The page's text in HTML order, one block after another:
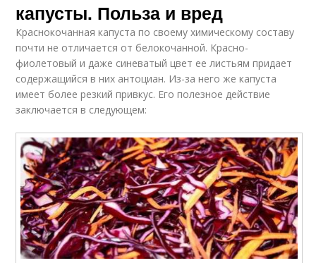
капусты. Польза и вред
Краснокочанная капуста по своему химическому составу
почти не отличается от белокочанной. Красно-
фиолетовый и даже синеватый цвет ее листьям придает
содержащийся в них антоциан. Из-за него же капуста
имеет более резкий привкус. Его полезное действие
заключается в следующем: